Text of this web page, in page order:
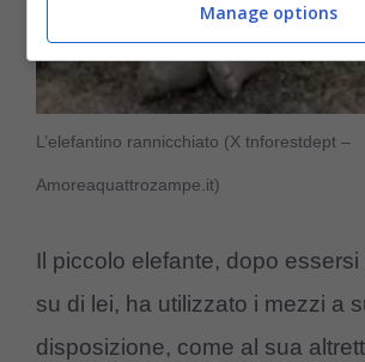
L’elefantino rannicchiato (X tnforestdept –
Amoreaquattrozampe.it)
Il piccolo elefante, dopo
su di lei, ha utilizzato i mezzi a
disposizione, come al sua
Manage options